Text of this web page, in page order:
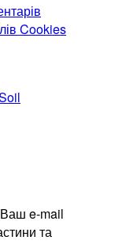
Cookies
Ваш e-mail
та